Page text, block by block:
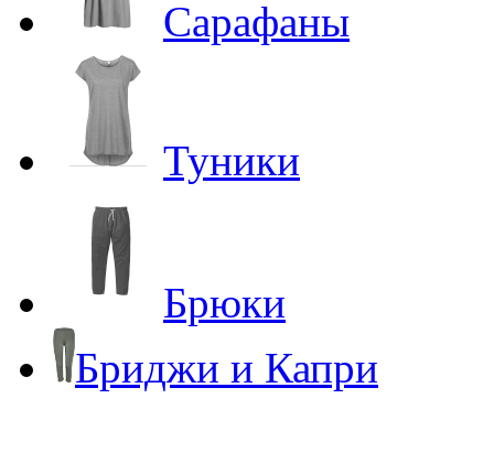
Сарафаны
Туники
Брюки
Бриджи и Капри